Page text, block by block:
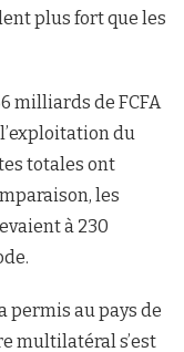
plus fort que les
milliards de FCFA
du
totales ont
les
à 230
permis au pays de
multilatéral s’est